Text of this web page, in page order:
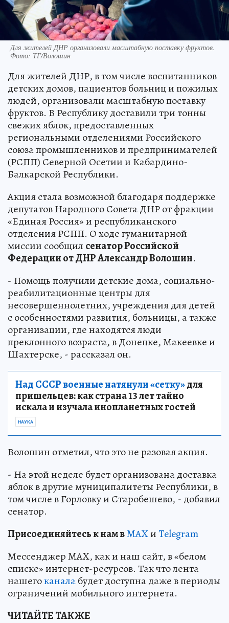
Для жителей ДНР организовали масштабную поставку фруктов.
Фото: ТГ/Волошин
Для жителей ДНР, в том числе воспитанников
детских домов, пациентов больниц и пожилых
людей, организовали масштабную поставку
фруктов. В Республику доставили три тонны
свежих яблок, предоставленных
региональными отделениями Российского
союза промышленников и предпринимателей
(РСПП) Северной Осетии и Кабардино-
Балкарской Республики.
Акция стала возможной благодаря поддержке
депутатов Народного Совета ДНР от фракции
«Единая Россия» и республиканского
отделения РСПП. О ходе гуманитарной
миссии сообщил сенатор Российской
Федерации от ДНР Александр Волошин.
- Помощь получили детские дома, социально-
реабилитационные центры для
несовершеннолетних, учреждения для детей
с особенностями развития, больницы, а также
организации, где находятся люди
преклонного возраста, в Донецке, Макеевке и
Шахтерске, - рассказал он.
Над СССР военные натянули «сетку»для
пришельцев: как страна 13 лет тайно
искала и изучала инопланетных гостей
НАУКА
Волошин отметил, что это не разовая акция.
- На этой неделе будет организована доставка
яблок в другие муниципалитеты Республики, в
том числе в Горловку и Старобешево, - добавил
сенатор.
Присоединяйтесь к нам вMAXиTelegram
Мессенджер MAX, как и наш сайт, в «белом
списке» интернет-ресурсов. Так что лента
нашегоканалабудет доступна даже в периоды
ограничений мобильного интернета.
ЧИТАЙТЕ ТАКЖЕ